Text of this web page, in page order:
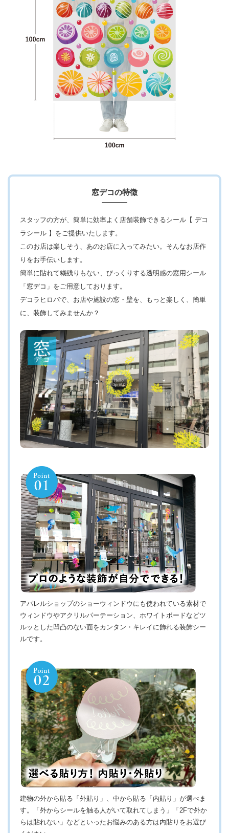
窓デコの特徴
スタッフの方が、簡単に効率よく店舗装飾できるシール【 デコ
ラシール 】をご提供いたします。
このお店は楽しそう、あのお店に入ってみたい。そんなお店作
りをお手伝いします。
簡単に貼れて糊残りもない、びっくりする透明感の窓用シール
「窓デコ」をご用意しております。
デコラヒロバで、お店や施設の窓・壁を、もっと楽しく、簡単
に、装飾してみませんか？
アパレルショップのショーウィンドウにも使われている素材で
ウィンドウやアクリルパーテーション、ホワイトボードなどツ
ルッとした凹凸のない面をカンタン・キレイに飾れる装飾シー
ルです。
建物の外から貼る「外貼り」、中から貼る「内貼り」が選べま
す。「外からシールを触る人がいて取れてしまう」「2Fで外か
らは貼れない」などといったお悩みのある方は内貼りをお選び